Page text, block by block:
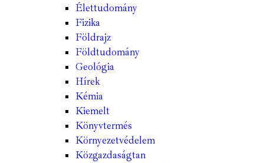
Élettudomány
Fizika
Földrajz
Földtudomány
Geológia
Hírek
Kémia
Kiemelt
Könyvtermés
Környezetvédelem
Közgazdaságtan